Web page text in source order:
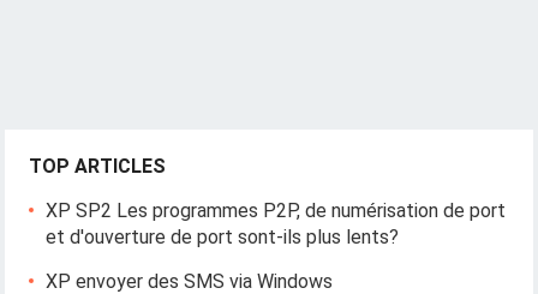
TOP ARTICLES
XP SP2 Les programmes P2P, de numérisation de port
et d'ouverture de port sont-ils plus lents?
XP envoyer des SMS via Windows